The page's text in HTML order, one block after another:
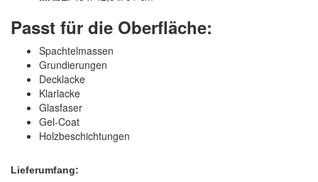
Passt für die Oberfläche:
Spachtelmassen
Grundierungen
Decklacke
Klarlacke
Glasfaser
Gel-Coat
Holzbeschichtungen
Lieferumfang: